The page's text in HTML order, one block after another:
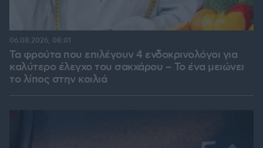
Τα φρούτα που επιλέγουν 4 ενδοκρινολόγοι για
καλύτερο έλεγχο του σακχάρου – Το ένα μειώνει
το λίπος στην κοιλιά
06.08.2026, 08:01